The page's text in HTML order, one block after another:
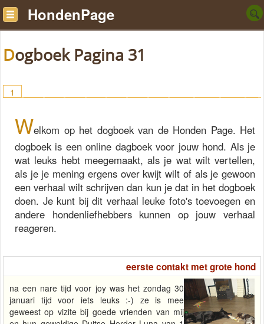
HondenPage
Dogboek Pagina 31
1
Welkom op het dogboek van de Honden Page. Het
dogboek is een online dagboek voor jouw hond. Als je
wat leuks hebt meegemaakt, als je wat wilt vertellen,
als je je mening ergens over kwijt wilt of als je gewoon
een verhaal wilt schrijven dan kun je dat in het dogboek
doen. Je kunt bij dit verhaal leuke foto's toevoegen en
andere hondenliefhebbers kunnen op jouw verhaal
reageren.
eerste contakt met grote hond
na een nare tijd voor joy was het zondag 30
januari tijd voor iets leuks :-) ze is mee
geweest op vizite bij goede vrienden van mij